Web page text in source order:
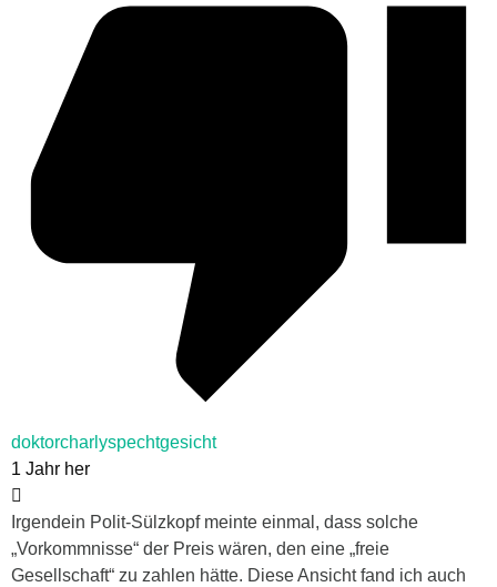
doktorcharlyspechtgesicht
1 Jahr her
Irgendein Polit-Sülzkopf meinte einmal, dass solche
„Vorkommnisse“ der Preis wären, den eine „freie
Gesellschaft“ zu zahlen hätte. Diese Ansicht fand ich auch